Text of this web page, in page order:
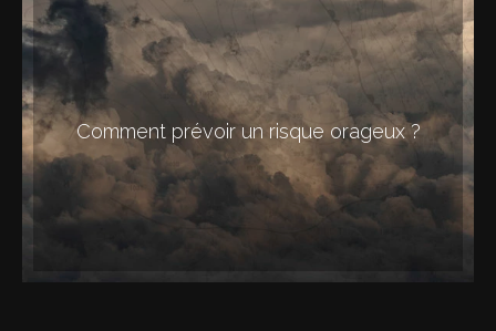
Comment prévoir un risque orageux ?